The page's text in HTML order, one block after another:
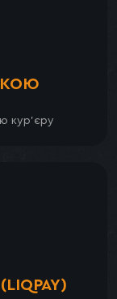
кур’єру